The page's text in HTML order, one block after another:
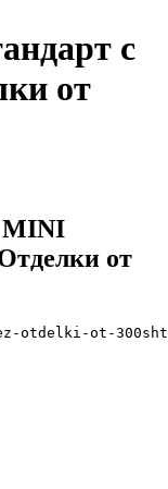
с
от
MINI
от
otdelki-ot-300sht